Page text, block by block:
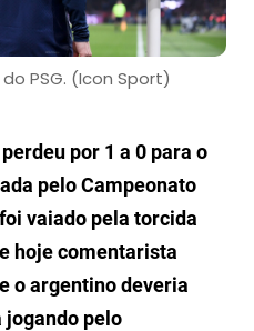
PSG. (Icon Sport)
por 1 a 0 para o
pelo Campeonato
vaiado pela torcida
hoje comentarista
o argentino deveria
pelo